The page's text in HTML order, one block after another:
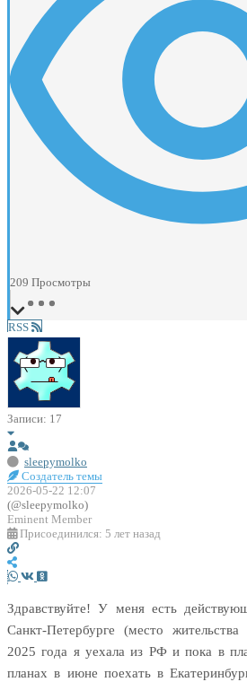
209 Просмотры
RSS
Записи: 17
sleepymolko
Создатель темы
2026-05-22 12:07
(@sleepymolko)
Eminent Member
Присоединился: 5 лет назад
Здравствуйте! У меня есть
Санкт-Петербурге (место
2025 года я уехала из РФ и пока в
планах в июне поехать в